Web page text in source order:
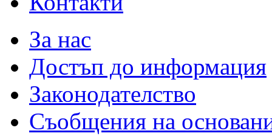
За нас
Достъп до информация
Законодателство
Съобщения на